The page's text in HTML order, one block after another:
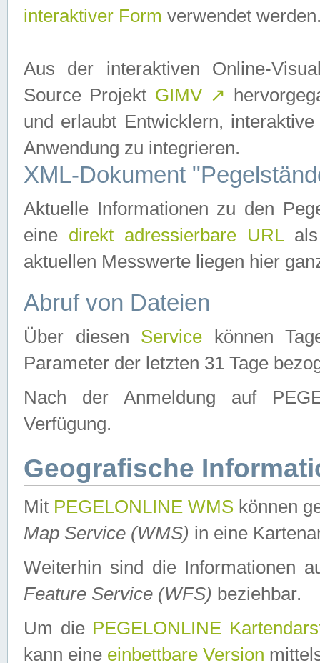
interaktiver Form verwendet
Aus der interaktiven Online-
Source Projekt GIMV ↗
und erlaubt Entwicklern,
Anwendung zu integrieren.
XML-Dokument
Aktuelle Informationen zu den
eine direkt adressierbare URLals
aktuellen Messwerte liegen hier
Abruf von Dateien
Über diesen Service können
Parameter der letzten 31 Tage
Nach der Anmeldung auf
Verfügung.
Geografische
Mit PEGELONLINE WMS können
Map Service (WMS) in eine
Weiterhin sind die Informationen
Feature Service (WFS) beziehbar.
Um die PEGELONLINE
kann eine einbettbare Version